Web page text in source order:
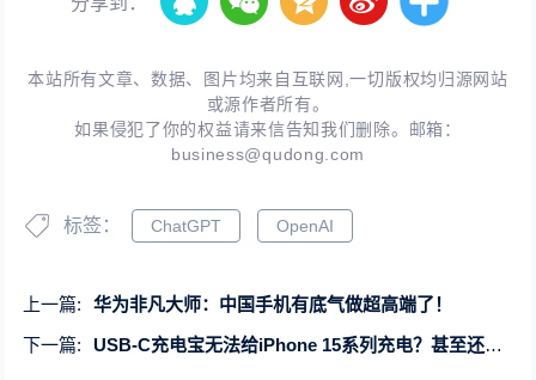
本站所有文章、数据、图片均来自互联网,一切版权均归源网站
或源作者所有。
如果侵犯了你的权益请来信告知我们删除。邮箱：
business@qudong.com
标签： ChatGPT OpenAI
上一篇:
华为非凡大师：中国手机有底气做超高端了！
下一篇:
USB-C充电宝无法给iPhone 15系列充电？甚至还出现反充问题